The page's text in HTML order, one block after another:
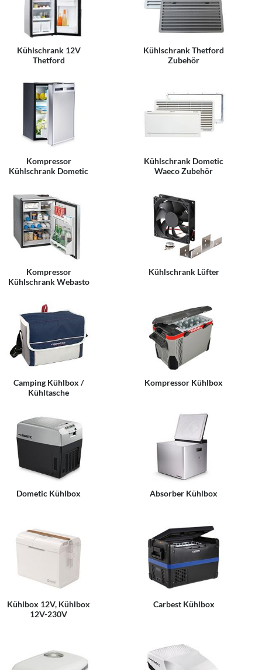
Kühlschrank 12V
Thetford
Kühlschrank Thetford
Zubehör
Kompressor
Kühlschrank Dometic
Kühlschrank Dometic
Waeco Zubehör
Kompressor
Kühlschrank Webasto
Kühlschrank Lüfter
Camping Kühlbox /
Kühltasche
Kompressor Kühlbox
Dometic Kühlbox Absorber Kühlbox
Kühlbox 12V, Kühlbox
12V-230V
Carbest Kühlbox